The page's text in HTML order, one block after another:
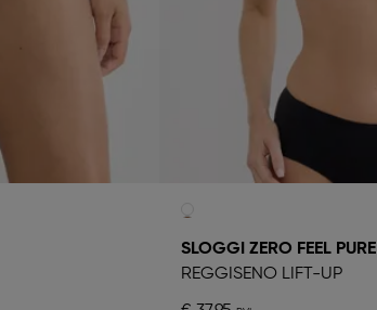
SLOGGI ZERO FEEL PURE
REGGISENO LIFT-UP